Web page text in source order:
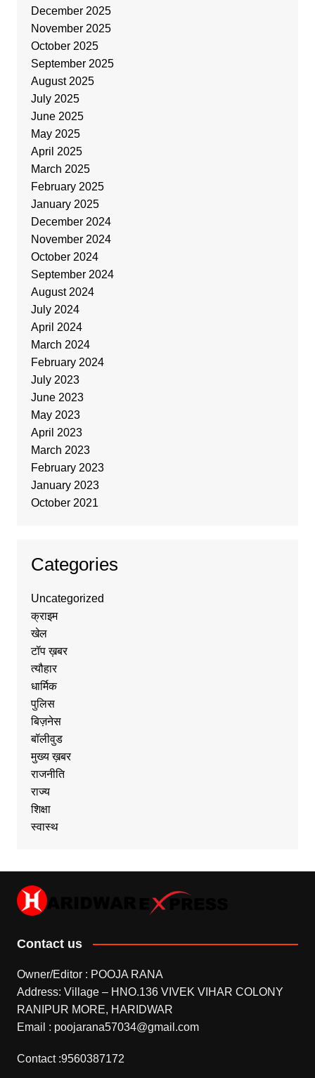
December 2025
November 2025
October 2025
September 2025
August 2025
July 2025
June 2025
May 2025
April 2025
March 2025
February 2025
January 2025
December 2024
November 2024
October 2024
September 2024
August 2024
July 2024
April 2024
March 2024
February 2024
July 2023
June 2023
May 2023
April 2023
March 2023
February 2023
January 2023
October 2021
Categories
Uncategorized
क्राइम
खेल
टॉप ख़बर
त्यौहार
धार्मिक
पुलिस
बिज़नेस
बॉलीवुड
मुख्य ख़बर
राजनीति
राज्य
शिक्षा
स्वास्थ
Contact us
Owner/Editor : POOJA RANA
Address: Village – HNO.136 VIVEK VIHAR COLONY
RANIPUR MORE, HARIDWAR
Email : poojarana57034@gmail.com
Contact :9560387172